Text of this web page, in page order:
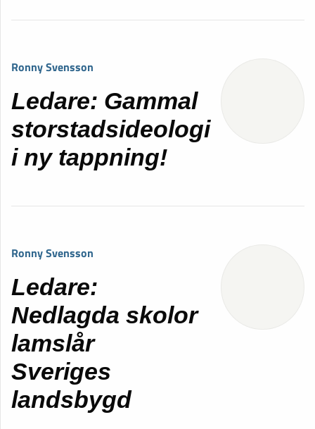
Ronny Svensson
Ledare: Gammal
storstadsideologi
i ny tappning!
Ronny Svensson
Ledare:
Nedlagda skolor
lamslår
Sveriges
landsbygd